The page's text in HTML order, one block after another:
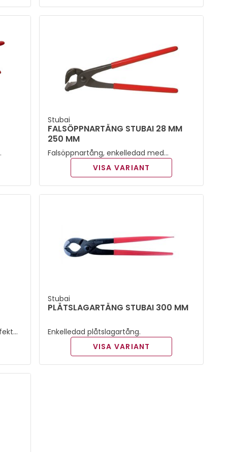
Stubai
FALSÖPPNARTÅNG STUBAI 28 MM
250 MM
Falsöppnartång, enkelledad med
speciellt utformade käftar för
upptagning av dubbefalser.
VISA VARIANT
Stubai
PLÅTSLAGARTÅNG STUBAI 300 MM
Enkelledad plåtslagartång.
VISA VARIANT